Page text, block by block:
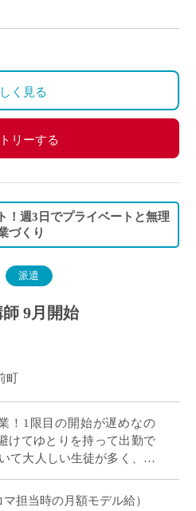
く見る
リーする
！週3日でプライベートと無理
づくり
派遣
9月開始
町
！1限目の開始が遅めなの
けてゆとりを持って出勤で
て大人しい生徒が多く、和
ことだけにとらわ […]
担当時の月額モデル給）